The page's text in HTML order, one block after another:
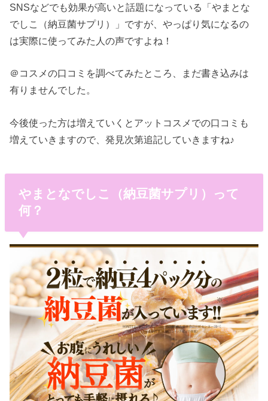
SNSなどでも効果が高いと話題になっている「やまとな
でしこ（納豆菌サプリ）」ですが、やっぱり気になるの
は実際に使ってみた人の声ですよね！
＠コスメの口コミを調べてみたところ、まだ書き込みは
有りませんでした。
今後使った方は増えていくとアットコスメでの口コミも
増えていきますので、発見次第追記していきますね♪
やまとなでしこ（納豆菌サプリ）って
何？